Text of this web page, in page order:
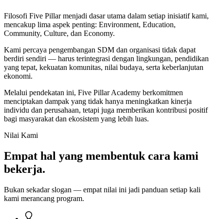
Filosofi Five Pillar menjadi dasar utama dalam setiap inisiatif kami,
mencakup lima aspek penting: Environment, Education,
Community, Culture, dan Economy.
Kami percaya pengembangan SDM dan organisasi tidak dapat
berdiri sendiri — harus terintegrasi dengan lingkungan, pendidikan
yang tepat, kekuatan komunitas, nilai budaya, serta keberlanjutan
ekonomi.
Melalui pendekatan ini, Five Pillar Academy berkomitmen
menciptakan dampak yang tidak hanya meningkatkan kinerja
individu dan perusahaan, tetapi juga memberikan kontribusi positif
bagi masyarakat dan ekosistem yang lebih luas.
Nilai Kami
Empat hal yang membentuk cara kami
bekerja.
Bukan sekadar slogan — empat nilai ini jadi panduan setiap kali
kami merancang program.